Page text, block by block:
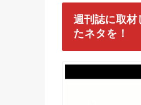
週刊誌に取
たネタを！